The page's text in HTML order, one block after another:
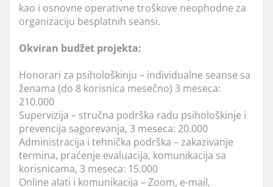
kao i osnovne operativne troškove neophodne za
organizaciju besplatnih seansi.
Okviran budžet projekta:
Honorari za psihološkinju – individualne seanse sa
ženama (do 8 korisnica mesečno) 3 meseca:
210.000
Supervizija – stručna podrška radu psihološkinje i
prevencija sagorevanja, 3 meseca: 20.000
Administracija i tehnička podrška – zakazivanje
termina, praćenje evaluacija, komunikacija sa
korisnicama, 3 meseca: 15.000
Online alati i komunikacija – Zoom, e-mail,